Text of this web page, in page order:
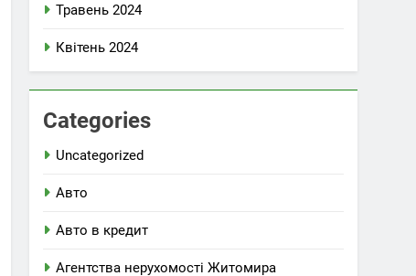
Травень 2024
Квітень 2024
Categories
Uncategorized
Авто
Авто в кредит
Агентства нерухомості Житомира